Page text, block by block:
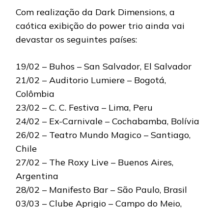
Com realização da Dark Dimensions, a
caótica exibição do power trio ainda vai
devastar os seguintes países:
19/02 – Buhos – San Salvador, El Salvador
21/02 – Auditorio Lumiere – Bogotá,
Colômbia
23/02 – C. C. Festiva – Lima, Peru
24/02 – Ex-Carnivale – Cochabamba, Bolívia
26/02 – Teatro Mundo Magico – Santiago,
Chile
27/02 – The Roxy Live – Buenos Aires,
Argentina
28/02 – Manifesto Bar – São Paulo, Brasil
03/03 – Clube Aprigio – Campo do Meio,